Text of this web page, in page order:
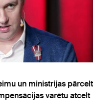
Dombrava kopš
sarakstā" iekļāvis